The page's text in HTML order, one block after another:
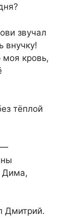
звучал
внучку!
кровь,
тёплой
—
Дима,
Дмитрий.